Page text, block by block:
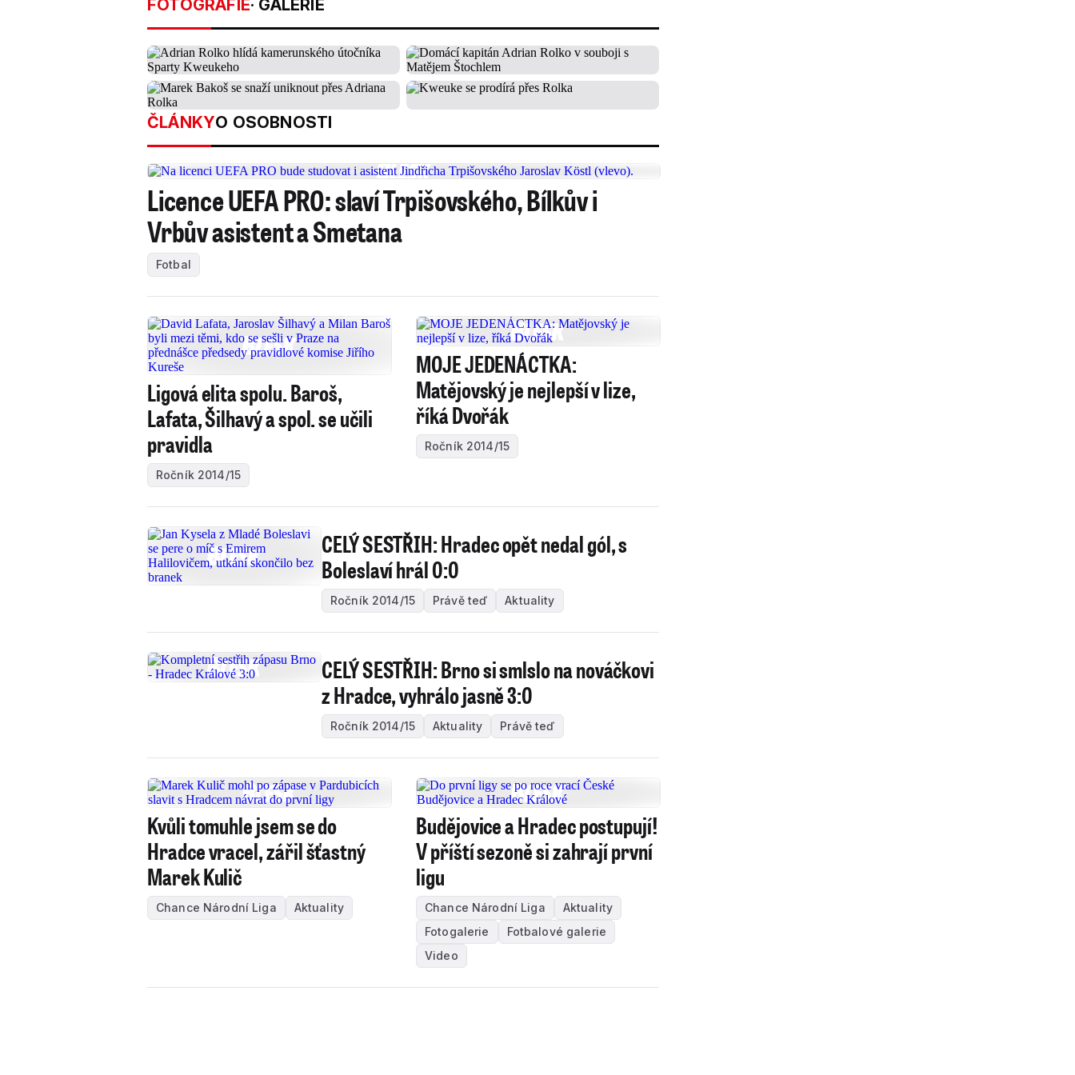
FOTOGRAFIE· GALERIE
ČLÁNKYO OSOBNOSTI
Licence UEFA PRO: slaví Trpišovského, Bílkův i
Vrbův asistent a Smetana
Fotbal
Ligová elita spolu. Baroš,
Lafata, Šilhavý a spol. se učili
pravidla
Ročník 2014/15
MOJE JEDENÁCTKA:
Matějovský je nejlepší v lize,
říká Dvořák
Ročník 2014/15
CELÝ SESTŘIH: Hradec opět nedal gól, s
Boleslaví hrál 0:0
Ročník 2014/15 Právě teď Aktuality
CELÝ SESTŘIH: Brno si smlslo na nováčkovi
z Hradce, vyhrálo jasně 3:0
Ročník 2014/15 Aktuality Právě teď
Kvůli tomuhle jsem se do
Hradce vracel, zářil šťastný
Marek Kulič
Chance Národní Liga Aktuality
Budějovice a Hradec postupují!
V příští sezoně si zahrají první
ligu
Chance Národní Liga
Aktuality
Fotogalerie
Fotbalové galerie
Video